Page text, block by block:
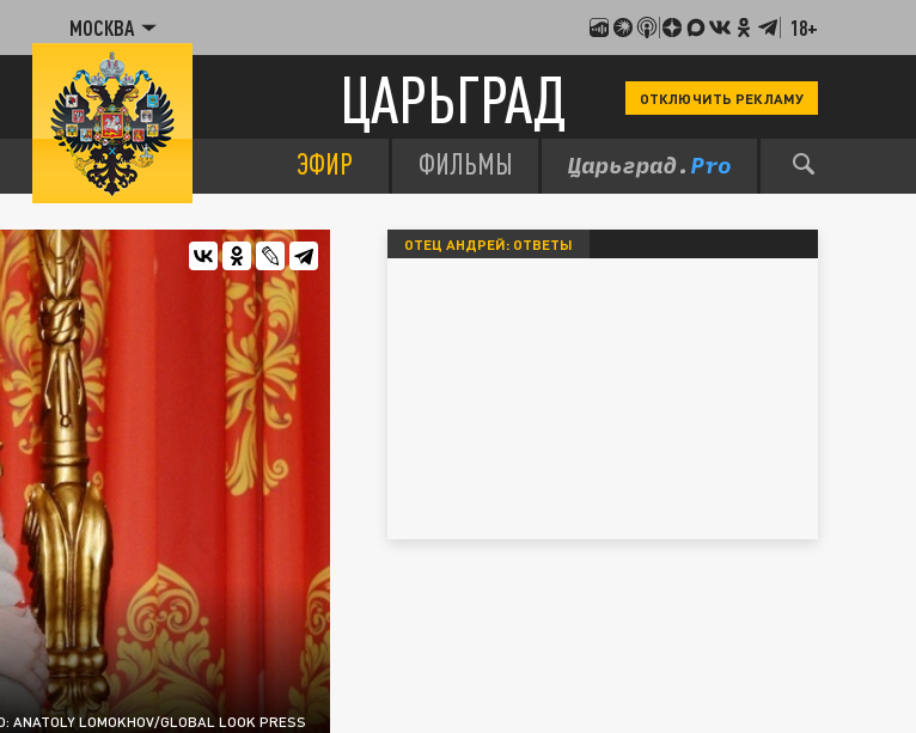
МОСКВА 18+
ЦАРЬГРАД ОТКЛЮЧИТЬ РЕКЛАМУ
ЭФИР ФИЛЬМЫ
LOMOKHOV/GLOBAL LOOK PRESS
ОТЕЦ АНДРЕЙ: ОТВЕТЫ